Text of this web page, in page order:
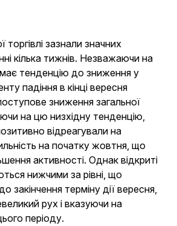
торгівлі зазнали значних
кілька тижнів. Незважаючи на
має тенденцію до зниження у
падіння в кінці вересня
зниження загальної
на цю низхідну тенденцію,
відреагували на
на початку жовтня, що
активності. Однак відкриті
нижчими за рівні, що
закінчення терміну дії вересня,
рух і вказуючи на
періоду.